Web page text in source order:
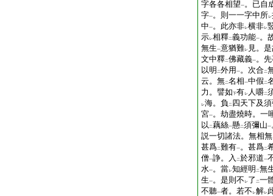
字各各相望一。已自
字一。則一一字中所レ
中一。此亦非レ横非レ
示レ相釋二義功能一。
無生一意猶難レ 見。
文中釋二佛藏義一。
以明 二外用 一。次合二
云。無二名相一中假 二
力。譬如下有レ 人嚼二
レ海。負 二 四天下及
宮一。劫盡燒時。一
以 二藕絲一懸二須彌山一
説一切諸法。無相
甚爲二難有一。甚爲二
僧一諍。入 二於邪道一
水一。當レ知經明 二無
生一。是則不 レ了 二一
不聽一者。若不 レ解レ